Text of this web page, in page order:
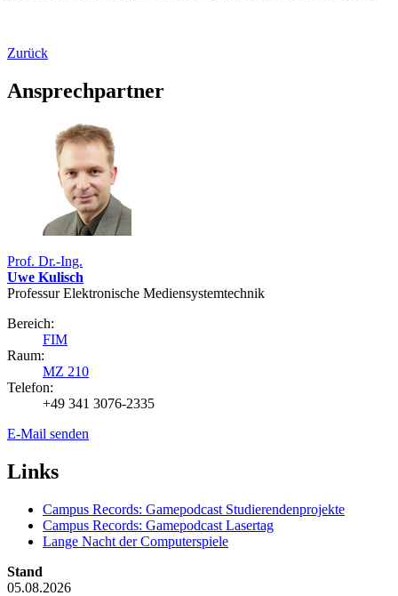
Zurück
Ansprechpartner
Prof. Dr.-Ing.
Uwe Kulisch
Professur Elektronische Mediensystemtechnik
Bereich:
FIM
Raum:
MZ 210
Telefon:
+49 341 3076-2335
E-Mail senden
Links
Campus Records: Gamepodcast Studierendenprojekte
Campus Records: Gamepodcast Lasertag
Lange Nacht der Computerspiele
Stand
05.08.2026